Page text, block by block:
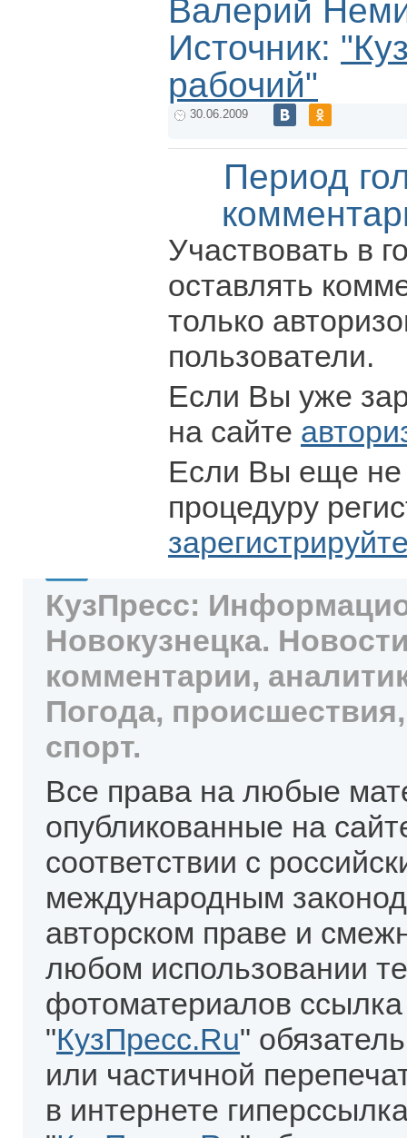
Валерий
Источник:
рабочий"
30.06.2009
Период
Участвовать в
оставлять
только
пользователи.
Если Вы уже
на сайте
Если Вы еще не
процедуру
КузПресс:
Новокузнецка.
комментарии,
Погода,
спорт.
Все права на любые
опубликованные на
соответствии с
международным
авторском праве и
любом использовании
фотоматериалов
"КузПресс.Ru"
или частичной
в интернете